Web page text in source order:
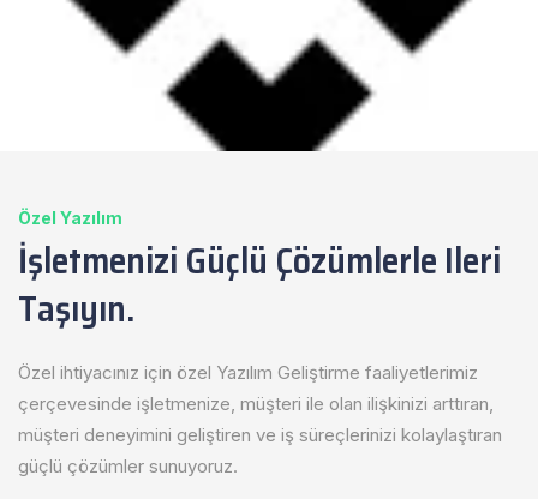
Özel Yazılım
İşletmenizi Güçlü Çözümlerle Ileri
Taşıyın.
Özel ihtiyacınız için özel Yazılım Geliştirme faaliyetlerimiz
çerçevesinde işletmenize, müşteri ile olan ilişkinizi arttıran,
müşteri deneyimini geliştiren ve iş süreçlerinizi kolaylaştıran
güçlü çözümler sunuyoruz.